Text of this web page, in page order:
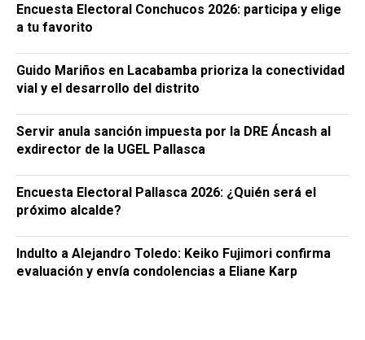
Encuesta Electoral Conchucos 2026: participa y elige
a tu favorito
Guido Mariños en Lacabamba prioriza la conectividad
vial y el desarrollo del distrito
Servir anula sanción impuesta por la DRE Áncash al
exdirector de la UGEL Pallasca
Encuesta Electoral Pallasca 2026: ¿Quién será el
próximo alcalde?
Indulto a Alejandro Toledo: Keiko Fujimori confirma
evaluación y envía condolencias a Eliane Karp